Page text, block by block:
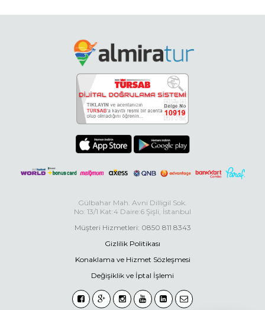
Gülbahar Mah. Avni Dilligil Sok.
No: 13/1 Kat:4 Daire:6 Şişli, İstanbul
Müşteri Hizmetleri: 0850 811 8343
Gizlilik Politikası
Konaklama ve Hizmet Sözleşmesi
Değişiklik ve İptal İşlemi